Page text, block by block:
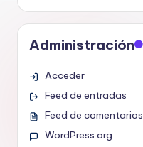
Administración
Acceder
Feed de entradas
Feed de comentarios
WordPress.org